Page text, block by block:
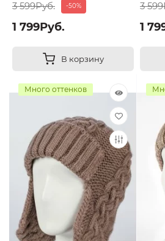
3 599Руб. -50%
1 799Руб.
В корзину
3
1
Много оттенков